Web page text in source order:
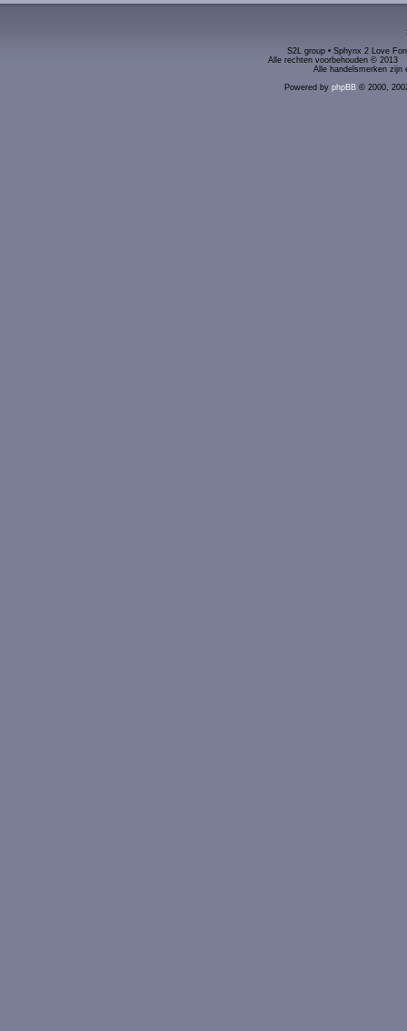
S2L group • Sphynx 2 Love
Alle rechten voorbehouden ©
Alle handelsmerken zijn
Powered by phpBB© 2000,